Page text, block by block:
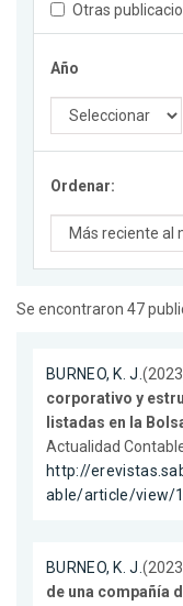
Otras
Año
Ordenar:
Se encontraron 47
BURNEO, K. J.
corporativo y
listadas en la
Actualidad
http://
able/article/view/
BURNEO, K. J.
de una compañía